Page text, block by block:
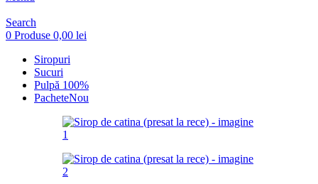
Search
0 Produse 0,00 lei
Siropuri
Sucuri
Pulpă 100%
PacheteNou